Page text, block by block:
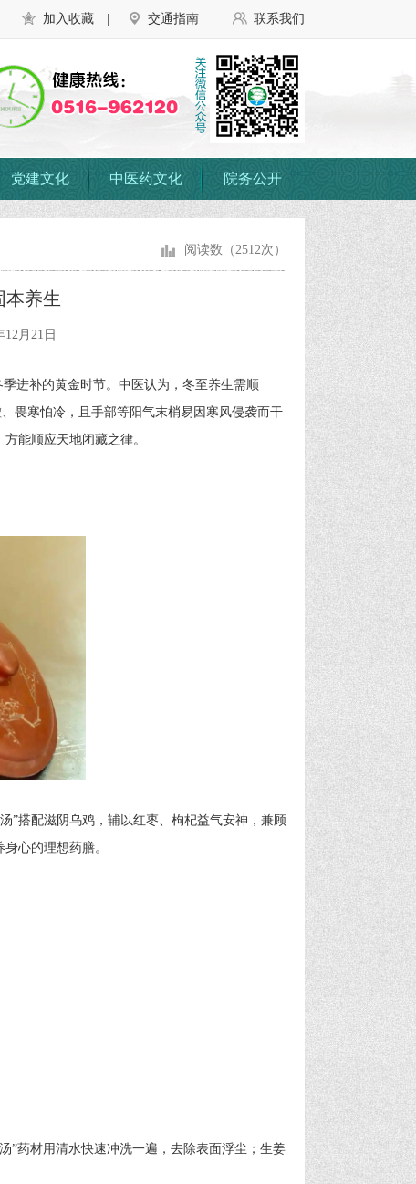
联系我们
交通指南
加入收藏
党建文化 中医药文化 院务公开
阅读数（2512次）
养生
月21日
进补的黄金时节。中医认为，冬至养生需顺
畏寒怕冷，且手部等阳气末梢易因寒风侵袭而干
能顺应天地闭藏之律。
搭配滋阴乌鸡，辅以红枣、枸杞益气安神，兼顾
心的理想药膳。
药材用清水快速冲洗一遍，去除表面浮尘；生姜